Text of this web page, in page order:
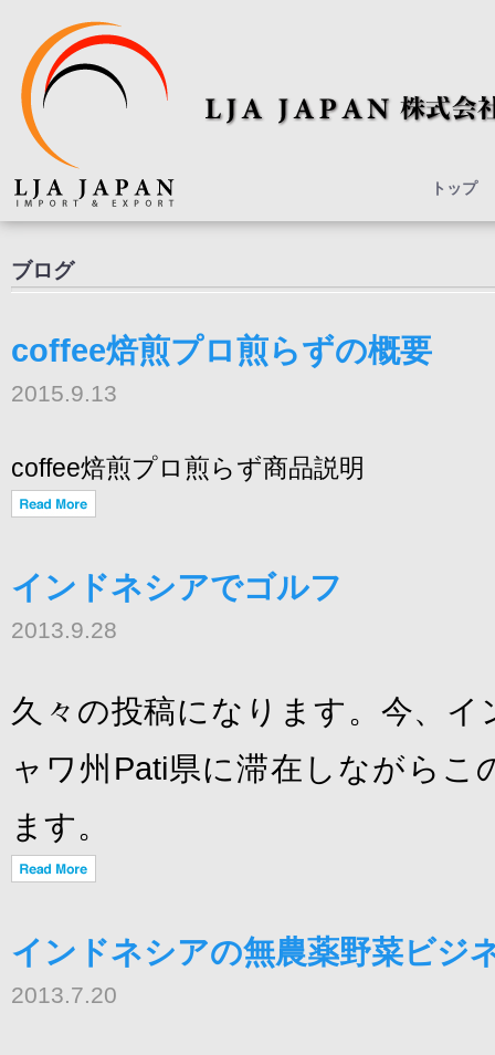
トップ
ブログ
coffee焙煎プロ煎らずの概要
2015.9.13
coffee焙煎プロ煎らず商品説明
インドネシアでゴルフ
2013.9.28
久々の投稿になります。今、
ャワ州Pati県に滞在しながらこ
ます。
インドネシアの無農薬野菜ビジ
2013.7.20